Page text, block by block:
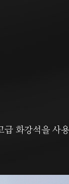
화강석을 사